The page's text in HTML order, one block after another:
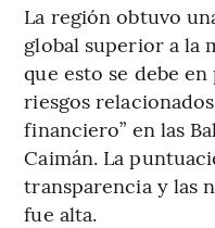
La región obtuvo
global superior a la
que esto se debe
riesgos
financiero” en las
Caimán. La
transparencia y las
fue alta.